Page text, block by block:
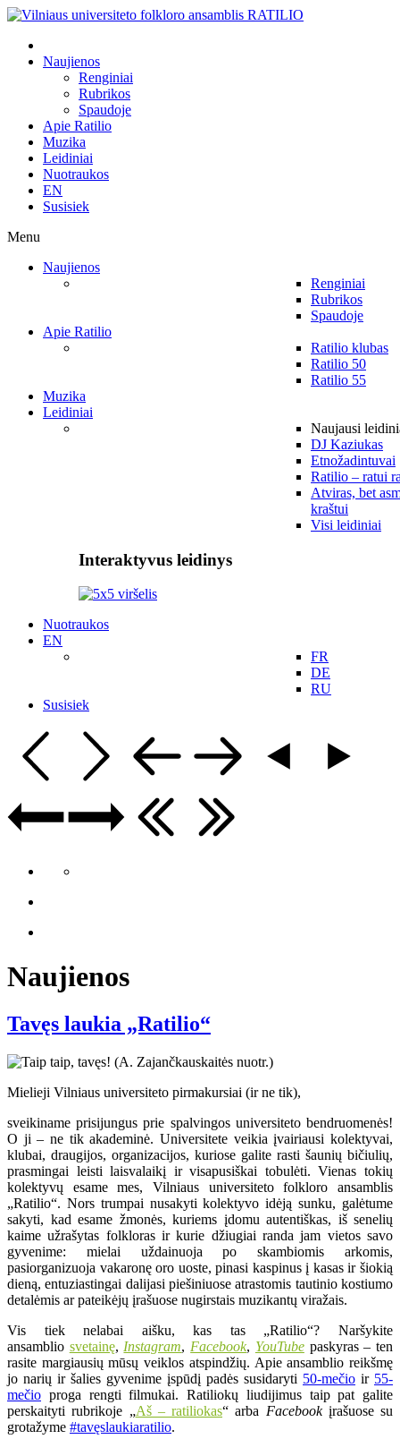
Naujienos
Renginiai
Rubrikos
Spaudoje
Apie Ratilio
Muzika
Leidiniai
Nuotraukos
EN
Susisiek
Menu
Naujienos
Renginiai
Rubrikos
Spaudoje
Apie Ratilio
Ratilio klubas
Ratilio 50
Ratilio 55
Muzika
Leidiniai
Naujausi
DJ Kaziukas
Etnožadintuvai
Ratilio – ratui
Atviras, bet
kraštui
Visi leidiniai
Interaktyvus leidinys
Nuotraukos
EN
FR
DE
RU
Susisiek
Naujienos
Tavęs laukia „Ratilio“
Mielieji Vilniaus universiteto pirmakursiai (ir ne tik),
sveikiname prisijungus prie spalvingos universiteto bendruomenės!
O ji – ne tik akademinė. Universitete veikia įvairiausi kolektyvai,
klubai, draugijos, organizacijos, kuriose galite rasti šaunių bičiulių,
prasmingai leisti laisvalaikį ir visapusiškai tobulėti. Vienas tokių
kolektyvų esame mes, Vilniaus universiteto folkloro ansamblis
„Ratilio“. Nors trumpai nusakyti kolektyvo idėją sunku, galėtume
sakyti, kad esame žmonės, kuriems įdomu autentiškas, iš senelių
kaime užrašytas folkloras ir kurie džiugiai randa jam vietos savo
gyvenime: mielai uždainuoja po skambiomis arkomis,
pasiorganizuoja vakaronę oro uoste, pinasi kaspinus į kasas ir šiokią
dieną, entuziastingai dalijasi piešiniuose atrastomis tautinio kostiumo
detalėmis ar pateikėjų įrašuose nugirstais muzikantų viražais.
Vis tiek nelabai aišku, kas tas „Ratilio“? Naršykite
ansamblio svetainę, Instagram, Facebook, YouTubepaskyras – ten
rasite margiausių mūsų veiklos atspindžių. Apie ansamblio reikšmę
jo narių ir šalies gyvenime įspūdį padės susidaryti 50-mečio ir 55-
mečio proga rengti filmukai. Ratiliokų liudijimus taip pat galite
perskaityti rubrikoje „Aš – ratiliokas“ arba Facebookįrašuose su
grotažyme #tavęslaukiaratilio.